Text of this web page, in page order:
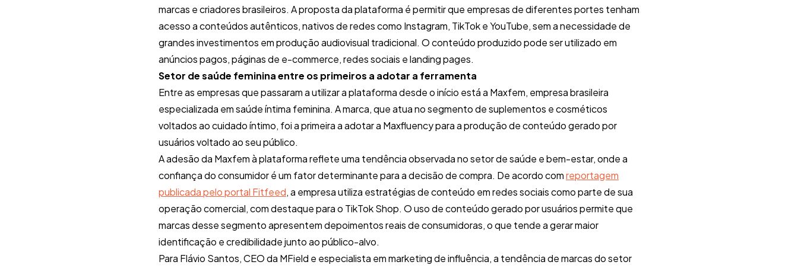
marcas e criadores brasileiros. A proposta da plataforma é permitir que empresas de diferentes portes tenham
acesso a conteúdos autênticos, nativos de redes como Instagram, TikTok e YouTube, sem a necessidade de
grandes investimentos em produção audiovisual tradicional. O conteúdo produzido pode ser utilizado em
anúncios pagos, páginas de e-commerce, redes sociais e landing pages.
Setor de saúde feminina entre os primeiros a adotar a ferramenta
Entre as empresas que passaram a utilizar a plataforma desde o início está a Maxfem, empresa brasileira
especializada em saúde íntima feminina. A marca, que atua no segmento de suplementos e cosméticos
voltados ao cuidado íntimo, foi a primeira a adotar a Maxfluency para a produção de conteúdo gerado por
usuários voltado ao seu público.
A adesão da Maxfem à plataforma reflete uma tendência observada no setor de saúde e bem-estar, onde a
confiança do consumidor é um fator determinante para a decisão de compra. De acordo comreportagem
publicada pelo portal Fitfeed, a empresa utiliza estratégias de conteúdo em redes sociais como parte de sua
operação comercial, com destaque para o TikTok Shop. O uso de conteúdo gerado por usuários permite que
marcas desse segmento apresentem depoimentos reais de consumidoras, o que tende a gerar maior
identificação e credibilidade junto ao público-alvo.
Para Flávio Santos, CEO da MField e especialista em marketing de influência, a tendência de marcas do setor